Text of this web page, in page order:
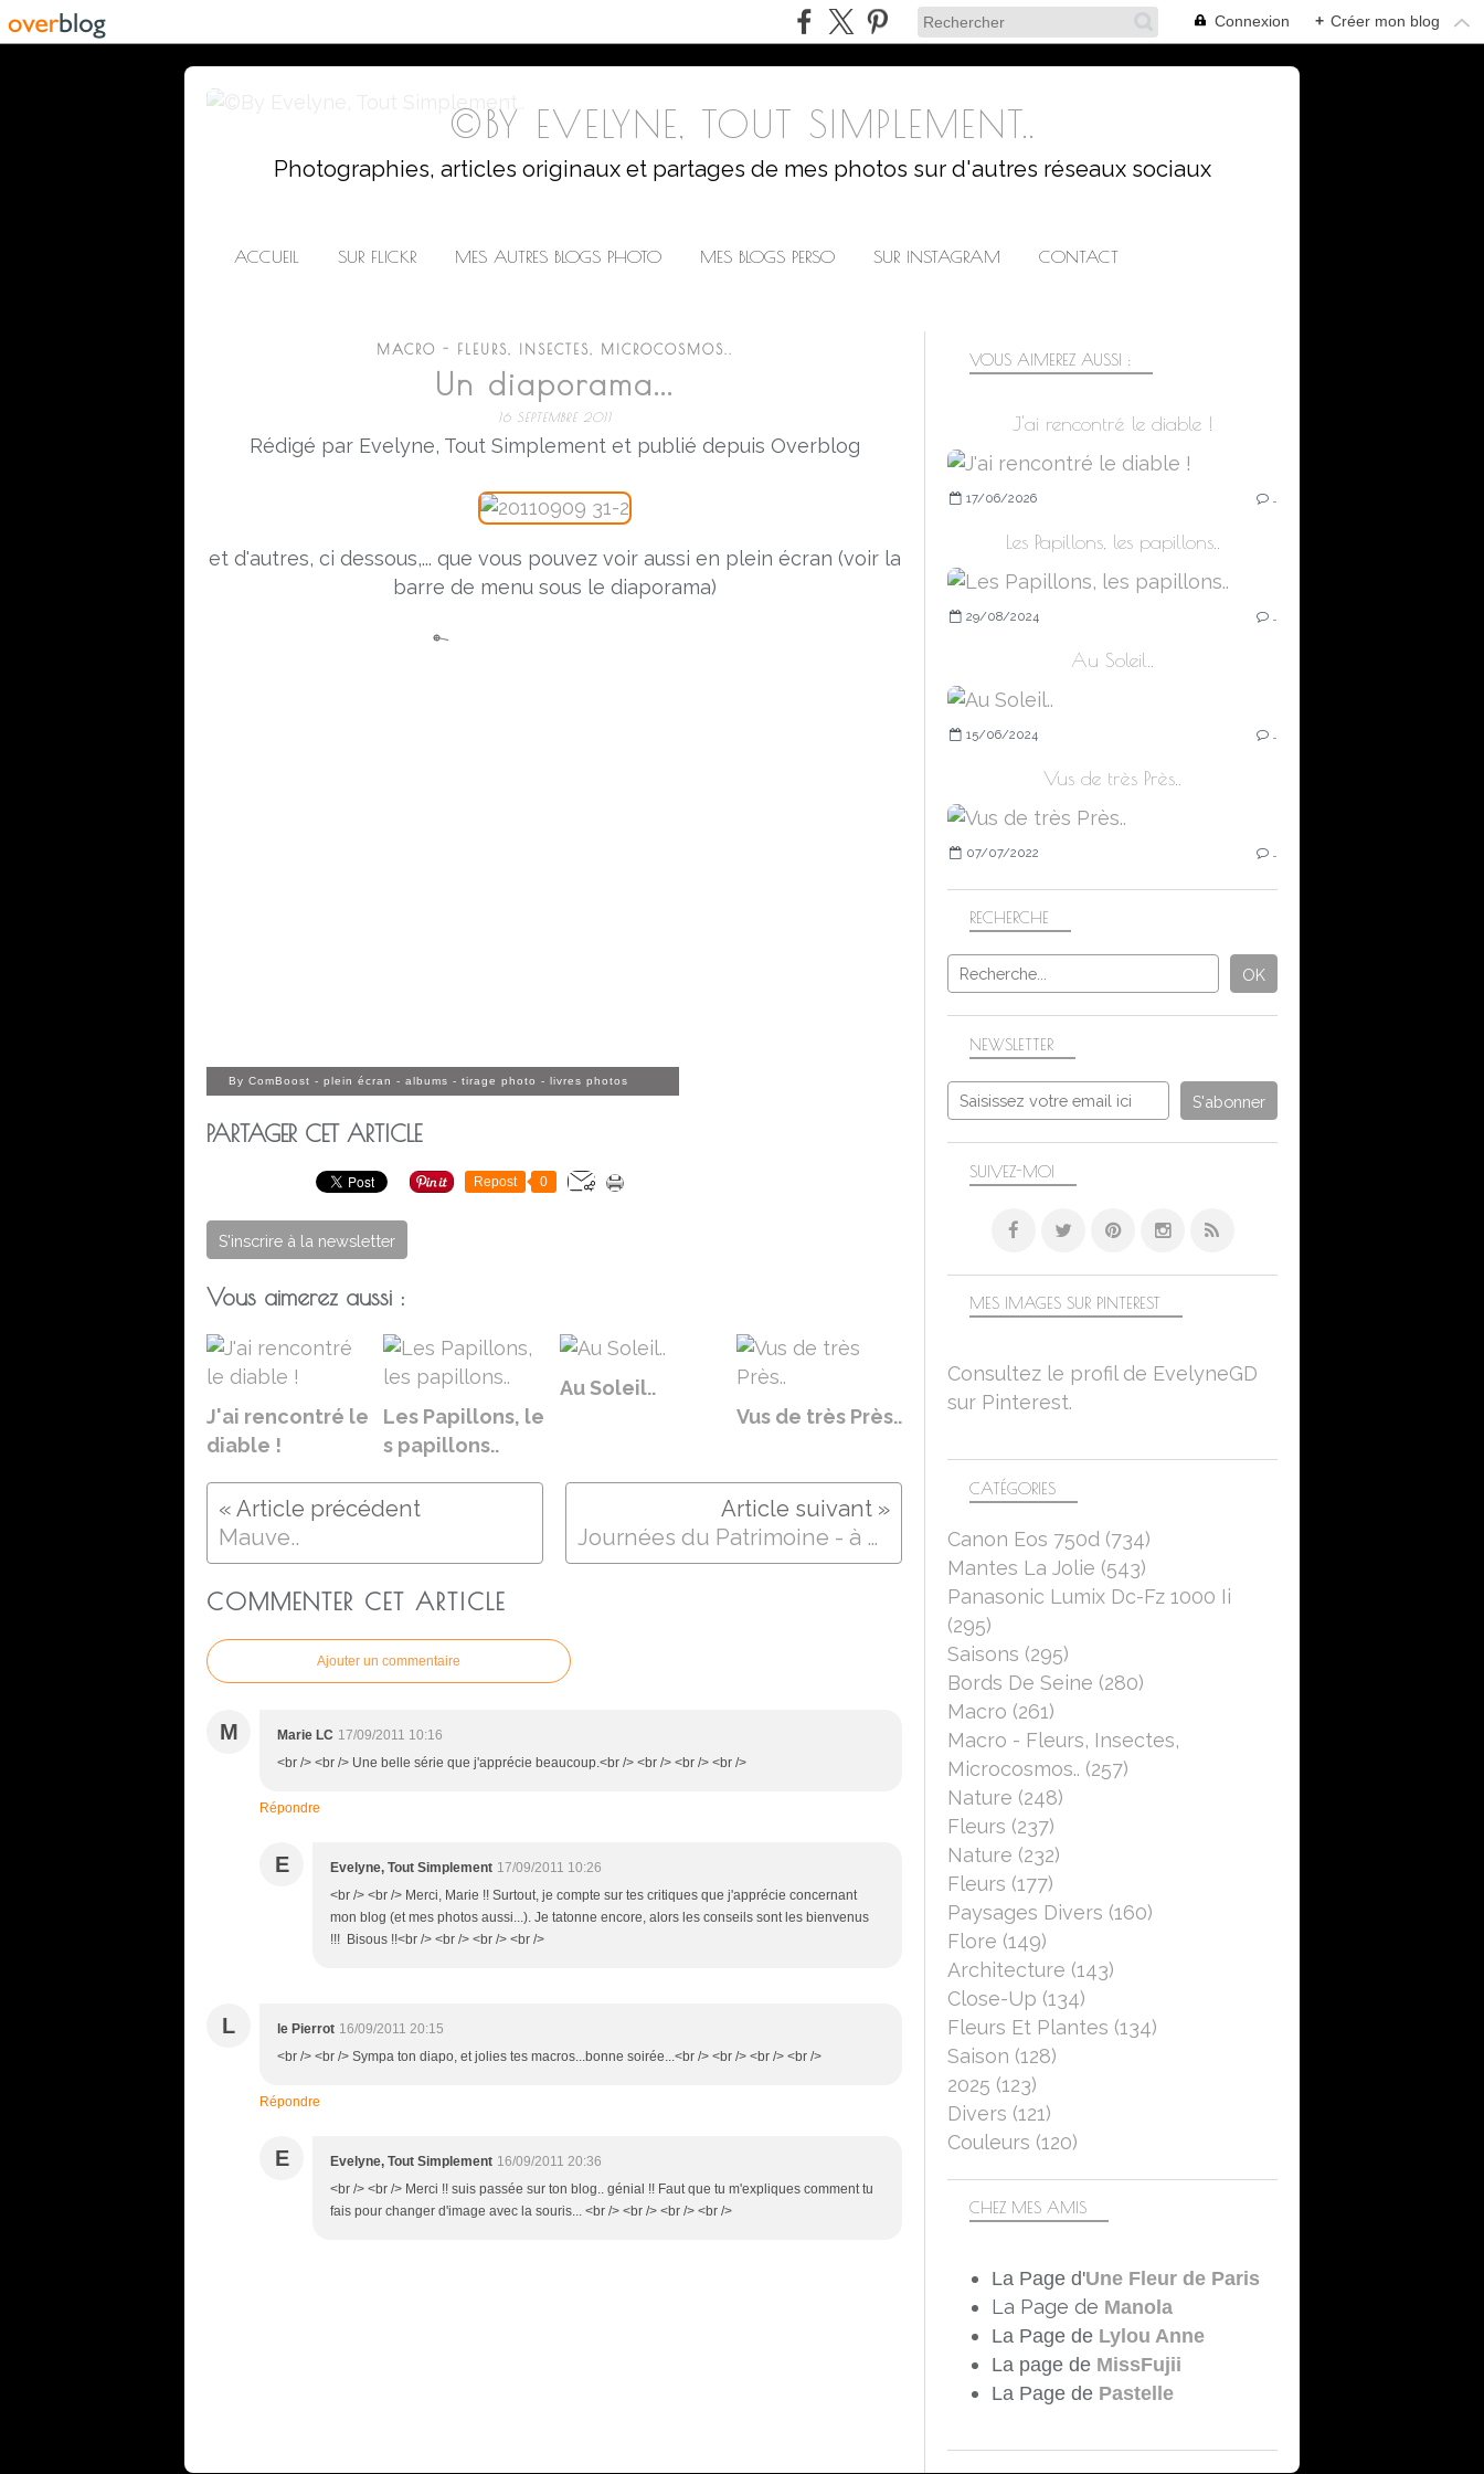
Connexion + Créer mon blog
©BY EVELYNE, TOUT SIMPLEMENT..
Photographies, articles originaux et partages de mes photos sur d'autres réseaux sociaux
ACCUEIL SUR FLICKR MES AUTRES BLOGS PHOTO MES BLOGS PERSO SUR INSTAGRAM CONTACT
MACRO - FLEURS, INSECTES, MICROCOSMOS..
Un diaporama...
16 SEPTEMBRE 2011
Rédigé par Evelyne, Tout Simplement et publié depuis Overblog
et d'autres, ci dessous,... que vous pouvez voir aussi en plein écran (voir la
barre de menu sous le diaporama)
By ComBoost - plein écran - albums - tirage photo - livres photos
PARTAGER CET ARTICLE
Repost 0
S'inscrire à la newsletter
Vous aimerez aussi :
J'ai rencontré le
diable !
Les Papillons, le
s papillons..
Au Soleil..
Vus de très Près..
Mauve.. Journées du Patrimoine - à Epieds (27220)
COMMENTER CET ARTICLE
Ajouter un commentaire
M Marie LC 17/09/2011 10:16
<br /> <br /> Une belle série que j'apprécie beaucoup.<br /> <br /> <br /> <br />
Répondre
E Evelyne, Tout Simplement 17/09/2011 10:26
<br /> <br /> Merci, Marie !! Surtout, je compte sur tes critiques que j'apprécie concernant
mon blog (et mes photos aussi...). Je tatonne encore, alors les conseils sont les bienvenus
!!! Bisous !!<br /> <br /> <br /> <br />
L le Pierrot 16/09/2011 20:15
<br /> <br /> Sympa ton diapo, et jolies tes macros...bonne soirée...<br /> <br /> <br /> <br />
Répondre
E Evelyne, Tout Simplement 16/09/2011 20:36
<br /> <br /> Merci !! suis passée sur ton blog.. génial !! Faut que tu m'expliques comment tu
fais pour changer d'image avec la souris... <br /> <br /> <br /> <br />
NEWSLETTER
SUIVEZ-MOI
RECHERCHE
VOUS AIMEREZ AUSSI :
J'ai rencontré le diable !
17/06/2026
Les Papillons, les papillons..
29/08/2024
Au Soleil..
15/06/2024
Vus de très Près..
07/07/2022
CATÉGORIES
Canon Eos 750d (734)
Mantes La Jolie (543)
Panasonic Lumix Dc-Fz 1000 Ii
(295)
Saisons (295)
Bords De Seine (280)
Macro (261)
Macro - Fleurs, Insectes,
Microcosmos.. (257)
Nature (248)
Fleurs (237)
Nature (232)
Fleurs (177)
Paysages Divers (160)
Flore (149)
Architecture (143)
Close-Up (134)
Fleurs Et Plantes (134)
Saison (128)
2025 (123)
Divers (121)
Couleurs (120)
MES IMAGES SUR PINTEREST
Consultez le profil de EvelyneGD
sur Pinterest.
CHEZ MES AMIS
La Page d'Une Fleur de Paris
La Page de Manola
La Page de Lylou Anne
La page de MissFujii
La Page de Pastelle